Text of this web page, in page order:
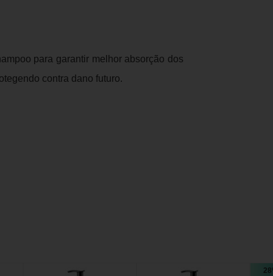
para garantir melhor absorção dos
contra dano futuro.